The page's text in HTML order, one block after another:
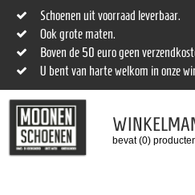
Schoenen uit voorraad leverbaar.
Ook grote maten.
Boven de 50 euro geen
U bent van harte welkom in onze
bevat (0)